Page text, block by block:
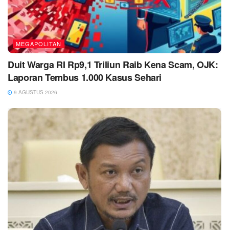
MEGAPOLITAN
Duit Warga RI Rp9,1 Triliun Raib Kena Scam, OJK:
Laporan Tembus 1.000 Kasus Sehari
9 AGUSTUS 2026